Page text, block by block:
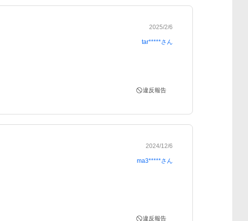
2025/2/6
tar*****さん
違反報告
2024/12/6
ma3*****さん
違反報告